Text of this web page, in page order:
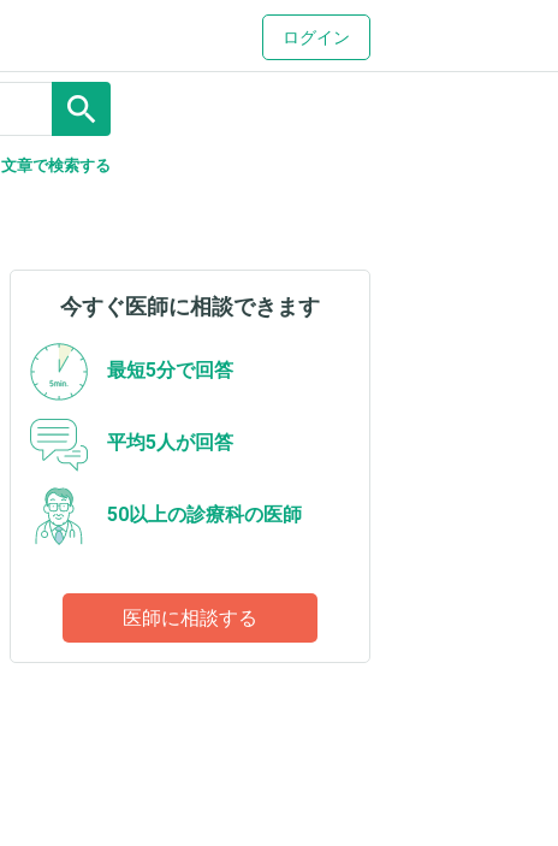
ログイン
search
文章で検索する
今すぐ医師に相談できます
最短5分で回答
平均5人が回答
50以上の診療科の医師
医師に相談する